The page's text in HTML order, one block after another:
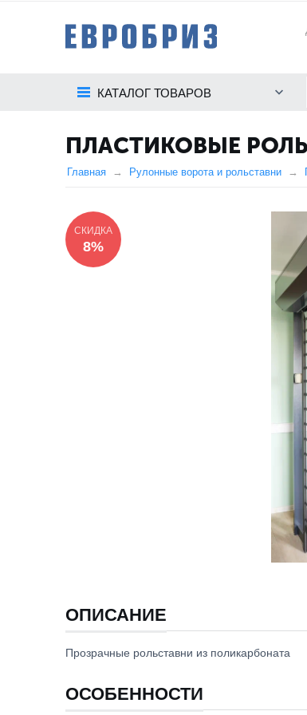
КАТАЛОГ ТОВАРОВ
ПЛАСТИКОВЫЕ
Главная Рулонные ворота и рольставни
СКИДКА
8%
ОПИСАНИЕ
Прозрачные рольставни из поликарбоната
ОСОБЕННОСТИ